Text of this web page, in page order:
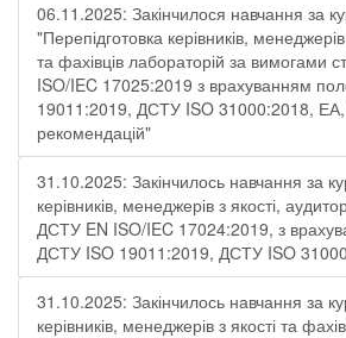
06.11.2025: Закінчилося навчання за
"Перепідготовка керівників,
та фахівців лабораторій за вимогами
ISO/IEC 17025:2019 з врахуванням
19011:2019, ДСТУ ISO 31000:2018,
рекомендацій"
31.10.2025: Закінчилось навчання за
керівників, менеджерів з якості,
ДСТУ EN ISO/IEC 17024:2019, з
ДСТУ ISO 19011:2019, ДСТУ ISO
31.10.2025: Закінчилось навчання за
керівників, менеджерів з якості та